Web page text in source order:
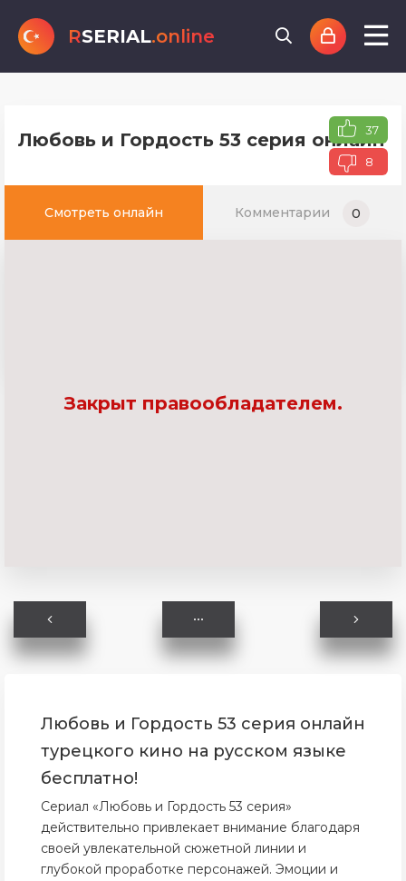
RSERIAL.online
Любовь и Гордость 53 серия онлайн
37
8
Смотреть онлайн Комментарии 0
Закрыт правообладателем.
Любовь и Гордость 53 серия онлайн
турецкого кино на русском языке
бесплатно!
Сериал «Любовь и Гордость 53 серия»
действительно привлекает внимание благодаря
своей увлекательной сюжетной линии и
глубокой проработке персонажей. Эмоции и